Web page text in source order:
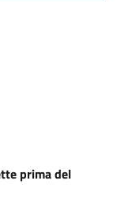
prima del